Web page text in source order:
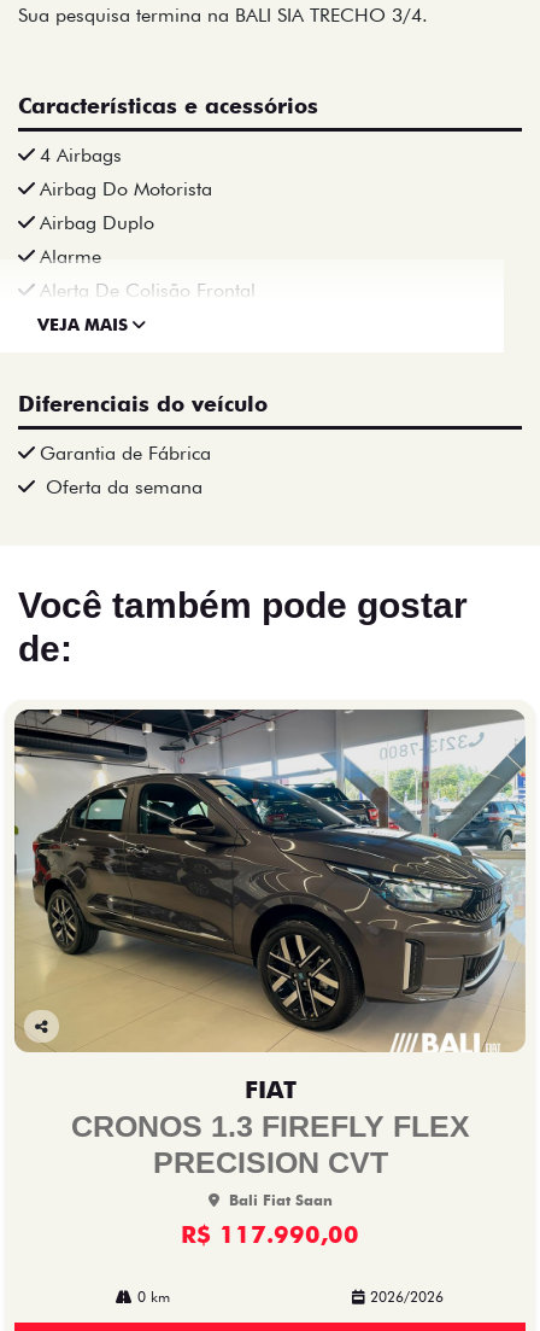
Sua pesquisa termina na BALI SIA TRECHO 3/4.
Características e acessórios
4 Airbags
Airbag Do Motorista
Airbag Duplo
Alarme
Alerta De Colisão Frontal
VEJA MAIS
Diferenciais do veículo
Garantia de Fábrica
Oferta da semana
Você também pode gostar
de:
Co
FIAT
CRONOS 1.3 FIREFLY FLEX
PRECISION CVT
Bali Fiat Saan
R$ 117.990,00
0 km 2026/2026